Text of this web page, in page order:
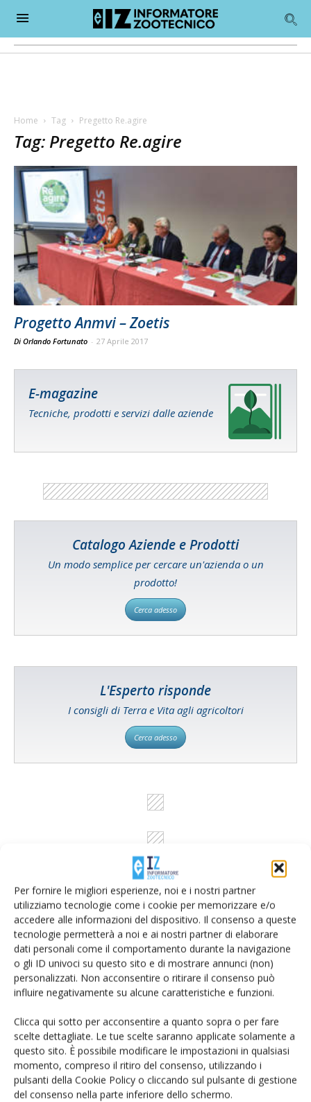
Per fornire le migliori esperienze, noi e i nostri partner
utilizziamo tecnologie come i cookie per memorizzare e/o
accedere alle informazioni del dispositivo. Il consenso a queste
tecnologie permetterà a noi e ai nostri partner di elaborare
dati personali come il comportamento durante la navigazione
o gli ID univoci su questo sito e di mostrare annunci (non)
personalizzati. Non acconsentire o ritirare il consenso può
influire negativamente su alcune caratteristiche e funzioni.
Clicca qui sotto per acconsentire a quanto sopra o per fare
scelte dettagliate. Le tue scelte saranno applicate solamente a
questo sito. È possibile modificare le impostazioni in qualsiasi
momento, compreso il ritiro del consenso, utilizzando i
pulsanti della Cookie Policy o cliccando sul pulsante di gestione
del consenso nella parte inferiore dello schermo.
Home Tag Pregetto Re.agire
Tag: Pregetto Re.agire
Progetto Anmvi – Zoetis
Di Orlando Fortunato - 27 Aprile 2017
E-magazine
Tecniche, prodotti e servizi dalle aziende
Catalogo Aziende e Prodotti
Un modo semplice per cercare un'azienda o un
prodotto!
Cerca adesso
L'Esperto risponde
I consigli di Terra e Vita agli agricoltori
Cerca adesso
Rimani aggiornato sul mondo
dell’agricoltura
Iscriviti alle nostre newsletter